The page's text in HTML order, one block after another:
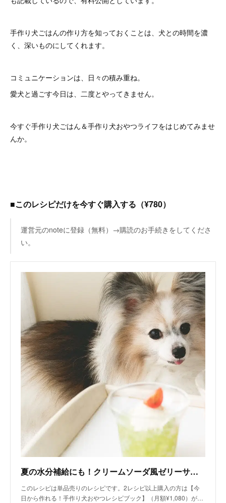
手作り犬ごはんの作り方を知っておくことは、犬との時間を濃
く、深いものにしてくれます。
コミュニケーションは、日々の積み重ね。
愛犬と過ごす今日は、二度とやってきません。
今すぐ手作り犬ごはん＆手作り犬おやつライフをはじめてみませ
んか。
■このレシピだけを今すぐ購入する（¥780）
運営元のnoteに登録（無料）→購読のお手続きをしてくださ
い。
夏の水分補給にも！クリームソーダ風ゼリーサラダ（手作り犬おやつレシピ）/単品購入｜いちかわあやこ（犬ごはん先生）｜note
このレシピは単品売りのレシピです。2レシピ以上購入の方は【今
日から作れる！手作り犬おやつレシピブック】（月額¥1,080）が…